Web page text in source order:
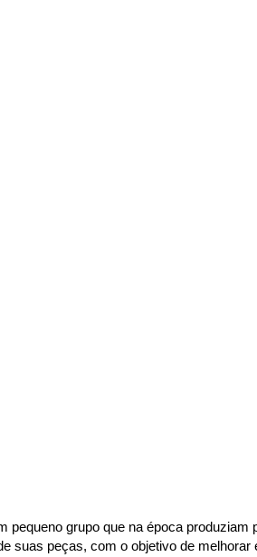
pequeno grupo que na época
suas peças, com o objetivo de